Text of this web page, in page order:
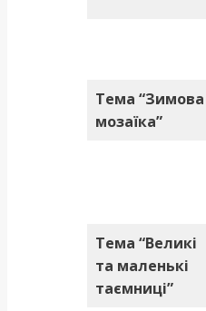
Тема “Зимова
мозаїка”
Тема “Великі
та маленькі
таємниці”